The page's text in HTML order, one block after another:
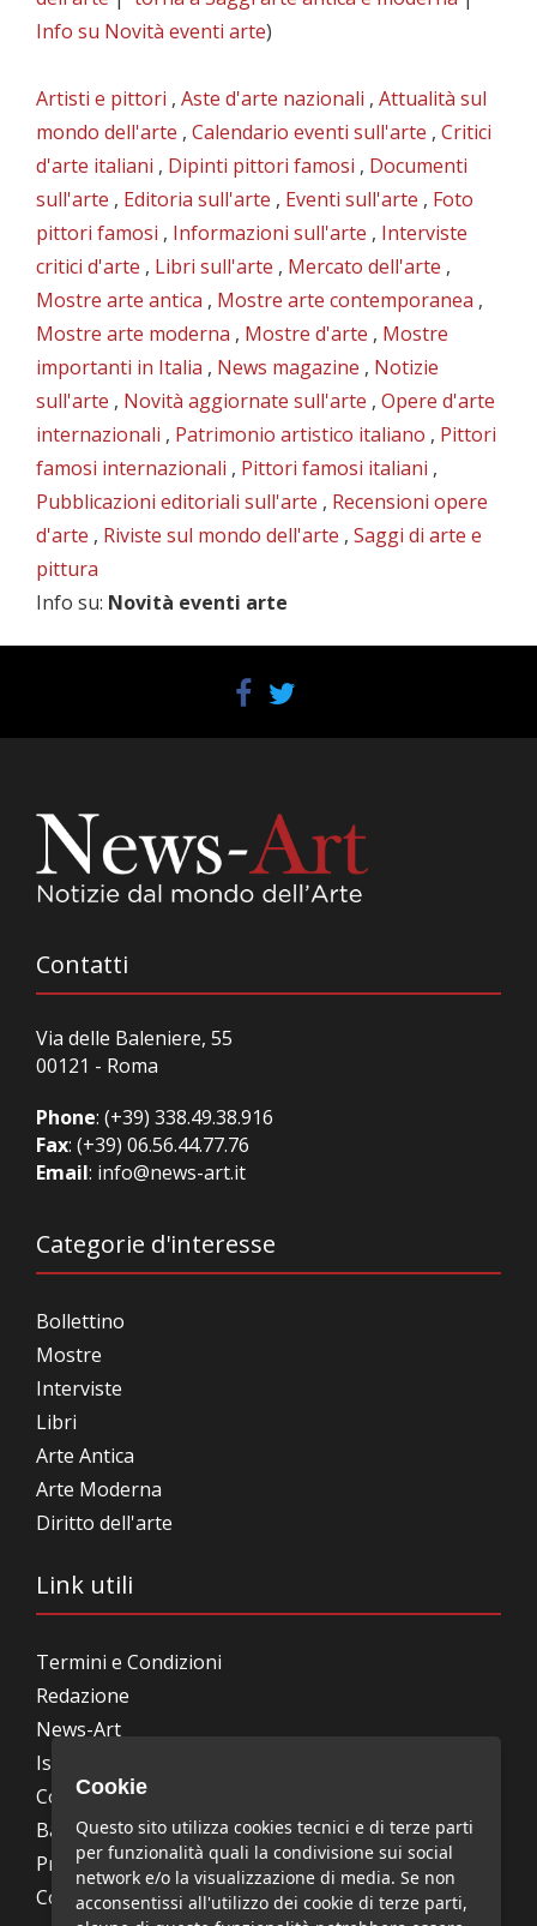
Info su Novità eventi arte)
Artisti e pittori , Aste d'arte nazionali , Attualità sul
mondo dell'arte , Calendario eventi sull'arte , Critici
d'arte italiani , Dipinti pittori famosi , Documenti
sull'arte , Editoria sull'arte , Eventi sull'arte , Foto
pittori famosi , Informazioni sull'arte , Interviste
critici d'arte , Libri sull'arte , Mercato dell'arte ,
Mostre arte antica , Mostre arte contemporanea ,
Mostre arte moderna , Mostre d'arte , Mostre
importanti in Italia , News magazine , Notizie
sull'arte , Novità aggiornate sull'arte , Opere d'arte
internazionali , Patrimonio artistico italiano , Pittori
famosi internazionali , Pittori famosi italiani ,
Pubblicazioni editoriali sull'arte , Recensioni opere
d'arte , Riviste sul mondo dell'arte , Saggi di arte e
pittura
Info su: Novità eventi arte
Contatti
Via delle Baleniere, 55
00121 - Roma
Phone: (+39) 338.49.38.916
Fax: (+39) 06.56.44.77.76
Email: info@news-art.it
Categorie d'interesse
Bollettino
Mostre
Interviste
Libri
Arte Antica
Arte Moderna
Diritto dell'arte
Link utili
Termini e Condizioni
Redazione
News-Art
Iscrizione alla newsletter
Collabora con noi
Bandi, concorsi, premi
Privacy Policy
Cookie Policy
Cookie
Questo sito utilizza cookies tecnici e di terze parti
per funzionalità quali la condivisione sui social
network e/o la visualizzazione di media. Se non
acconsentissi all'utilizzo dei cookie di terze parti,